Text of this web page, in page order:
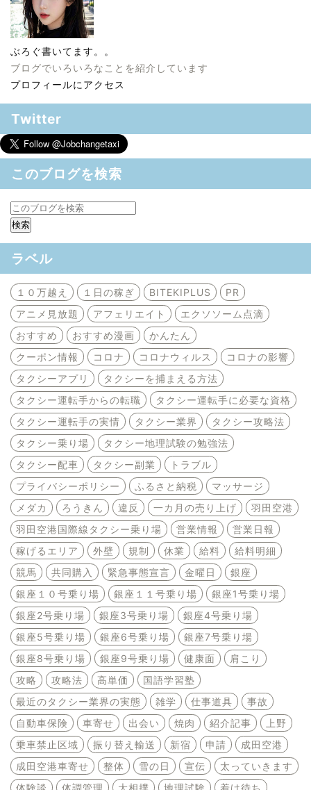
ぶろぐ書いてます。。
ブログでいろいろなことを紹介しています
プロフィールにアクセス
Twitter
このブログを検索
ラベル
１０万越え １日の稼ぎ BITEKIPLUS
PR
アニメ見放題
アフェリエイト
エクソソーム点滴
おすすめ
おすすめ漫画
かんたん
クーポン情報
コロナ コロナウィルス
コロナの影響
タクシーアプリ
タクシーを捕まえる方法
タクシー運転手からの転職
タクシー運転手に必要な資格
タクシー運転手の実情
タクシー業界
タクシー攻略法
タクシー乗り場
タクシー地理試験の勉強法
タクシー配車
タクシー副業
トラブル
プライバシーポリシー
ふるさと納税
マッサージ
メダカ
ろうきん 違反 一カ月の売り上げ
羽田空港
羽田空港国際線タクシー乗り場
営業情報
営業日報
稼げるエリア
外壁 規制 休業 給料
給料明細
競馬
共同購入 緊急事態宣言 金曜日
銀座
銀座１０号乗り場
銀座１１号乗り場
銀座1号乗り場
銀座2号乗り場
銀座3号乗り場
銀座4号乗り場
銀座5号乗り場
銀座6号乗り場
銀座7号乗り場
銀座8号乗り場
銀座9号乗り場 健康面
肩こり
攻略
攻略法 高単価
国語学習塾
最近のタクシー業界の実態
雑学 仕事道具
事故
自動車保険
車寄せ 出会い 焼肉 紹介記事
上野
乗車禁止区域
振り替え輸送 新宿 申請
成田空港
成田空港車寄せ
整体 雪の日 宣伝
太っていきます